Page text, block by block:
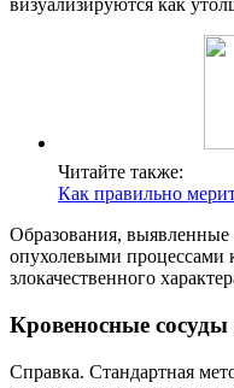
визуализируются как
Читайте также:
Как правильно
Образования, выявленные
опухолевыми процессами
злокачественного
Кровеносные
Справка. Стандартная